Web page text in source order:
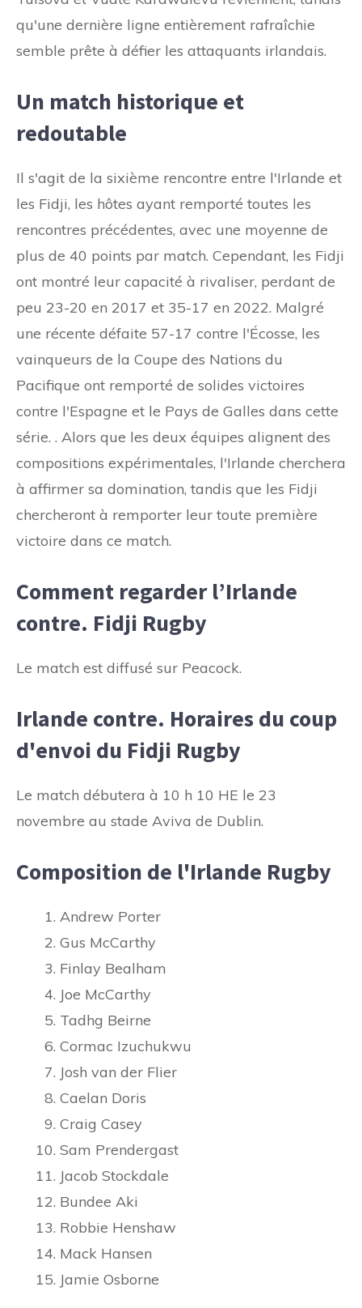
qu'une dernière ligne entièrement rafraîchie
semble prête à défier les attaquants irlandais.
Un match historique et
redoutable
Il s'agit de la sixième rencontre entre l'Irlande et
les Fidji, les hôtes ayant remporté toutes les
rencontres précédentes, avec une moyenne de
plus de 40 points par match. Cependant, les Fidji
ont montré leur capacité à rivaliser, perdant de
peu 23-20 en 2017 et 35-17 en 2022. Malgré
une récente défaite 57-17 contre l'Écosse, les
vainqueurs de la Coupe des Nations du
Pacifique ont remporté de solides victoires
contre l'Espagne et le Pays de Galles dans cette
série. . Alors que les deux équipes alignent des
compositions expérimentales, l'Irlande cherchera
à affirmer sa domination, tandis que les Fidji
chercheront à remporter leur toute première
victoire dans ce match.
Comment regarder l’Irlande
contre. Fidji Rugby
Le match est diffusé sur Peacock.
Irlande contre. Horaires du coup
d'envoi du Fidji Rugby
Le match débutera à 10 h 10 HE le 23
novembre au stade Aviva de Dublin.
Composition de l'Irlande Rugby
Andrew Porter
Gus McCarthy
Finlay Bealham
Joe McCarthy
Tadhg Beirne
Cormac Izuchukwu
Josh van der Flier
Caelan Doris
Craig Casey
Sam Prendergast
Jacob Stockdale
Bundee Aki
Robbie Henshaw
Mack Hansen
Jamie Osborne